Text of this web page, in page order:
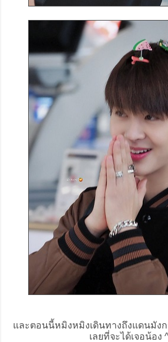
และตอนนี้หมิงหมิงเดินทางถึงแดนมัง
เลยที่จะได้เจอน้อง